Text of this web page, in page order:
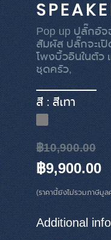
Pop up ปลั๊กอัจ
สัมผัส ปลั๊กจะเ
โพงบิ้วอินในตัว
ชุดครัว,
สี : สีเทา
฿10,900.00
฿9,900.00
(ราคานี้ยังไม่รวมภาษีมูล
Additional